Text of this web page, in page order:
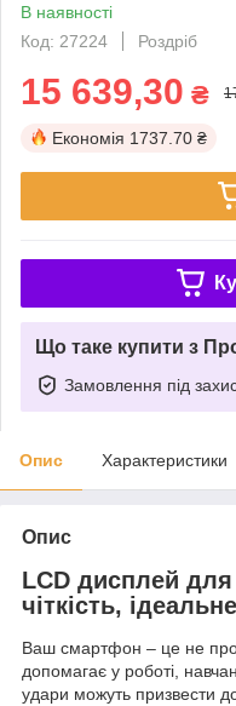
В наявності
Код: 27224
Роздріб
15 639,30 ₴
Економія 1737.70 ₴
Що таке купити з
Замовлення під
Опис Характеристики
Опис
LCD дисплей для
чіткість,
Ваш смартфон – це не
допомагає у роботі,
удари можуть призвести